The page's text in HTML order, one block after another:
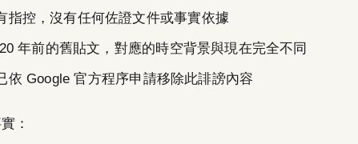
指控，沒有任何佐證文件或事實依據
年前的舊貼文，對應的時空背景與現在完全不同
依 Google 官方程序申請移除此誹謗內容
：